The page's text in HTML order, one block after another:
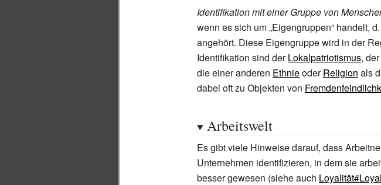
Identifikation mit einer Gruppe von
wenn es sich um „Eigengruppen“ handelt, d.
angehört. Diese Eigengruppe wird in der
Identifikation sind derLokalpatriotismus, der
die einer anderen EthnieoderReligion als
dabei oft zu Objekten von
Arbeitswelt
Es gibt viele Hinweise darauf, dass
Unternehmen identifizieren, in dem sie
besser gewesen (siehe auch